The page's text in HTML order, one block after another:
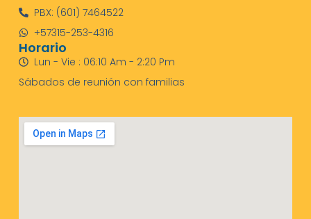
PBX: (601) 7464522
+57315-253-4316
Horario
Lun - Vie : 06:10 Am - 2:20 Pm
Sábados de reunión con familias